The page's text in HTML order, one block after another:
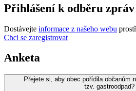
Přihlášení k odběru zpráv
Dostávejte informace z našeho webu
Chci se zaregistrovat
Anketa
Přejete si, aby obec pořídila občanům
tzv. gastroodpad?